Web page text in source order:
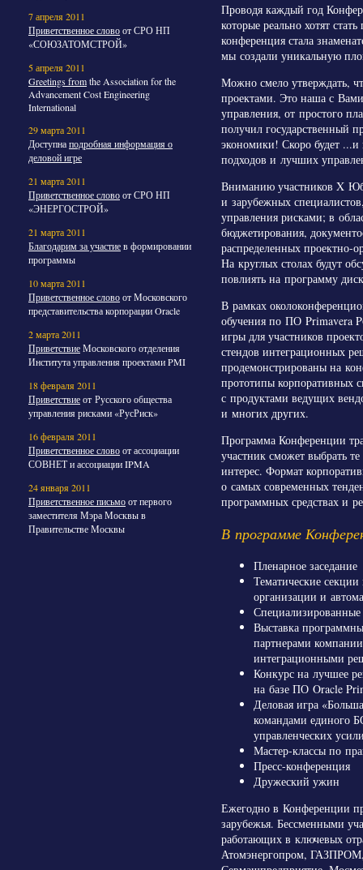
7 апреля 2011
Приветственное словоот СРО НП
«СОЮЗАТОМСТРОЙ»
5 апреля 2011
Greetings fromthe Association for the
Advancement Cost Engineering
International
29 марта 2011
Доступнаподробная информация о
деловой игре
21 марта 2011
Приветственное словоот СРО НП
«ЭНЕРГОСТРОЙ»
21 марта 2011
Благодарим за участиев формировании
программы
10 марта 2011
Приветственное словоот Московского
представительства корпорации Oracle
2 марта 2011
ПриветствиеМосковского отделения
Института управления проектами PMI
18 февраля 2011
Приветствиеот Русского общества
управления рисками «РусРиск»
16 февраля 2011
Приветственное словоот ассоциации
СОВНЕТ и ассоциации IPMA
24 января 2011
Приветственное письмоот первого
заместителя Мэра Москвы в
Правительстве Москвы
Проводя каждый год
которые реально хотят
конференция стала
мы создали уникальную
Можно смело утверждать,
проектами. Это наша с
управления, от простого
получил государственный
экономики! Скоро будет
подходов и лучших
Вниманию участников X
и зарубежных
управления рисками; в
бюджетирования,
распределенных проектно-
На круглых столах будут
повлиять на программу
В рамках
обучения по ПО Primavera
игры для участников
стендов интеграционных
продемонстрированы на
прототипы корпоративных
с продуктами ведущих
и многих других.
Программа Конференции
участник сможет выбрать
интерес. Формат
о самых современных
программных средствах и
В программе
Пленарное заседание
Тематические
организации и
Выставка
партнерами
интеграционными
Конкурс на лучшее
на базе ПО Oracle
Деловая игра
командами единого
управленческих
Мастер-классы по
Пресс-конференция
Дружеский ужин
Ежегодно в Конференции
зарубежья. Бессменными
работающих в ключевых
Атомэнергопром,